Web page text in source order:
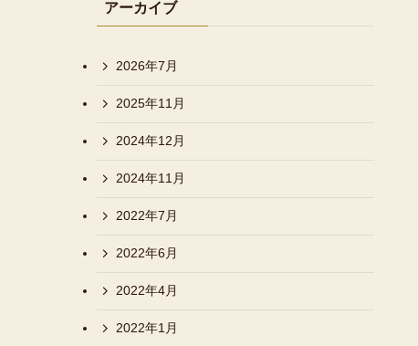
アーカイブ
2026年7月
2025年11月
2024年12月
2024年11月
2022年7月
2022年6月
2022年4月
2022年1月